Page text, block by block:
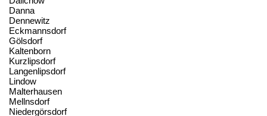
Danna
Dennewitz
Eckmannsdorf
Gölsdorf
Kaltenborn
Kurzlipsdorf
Langenlipsdorf
Lindow
Malterhausen
Mellnsdorf
Niedergörsdorf